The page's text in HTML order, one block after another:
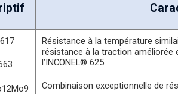
Résistance à la température
résistance à la traction améliorée
l’INCONEL® 625
Combinaison exceptionnelle de